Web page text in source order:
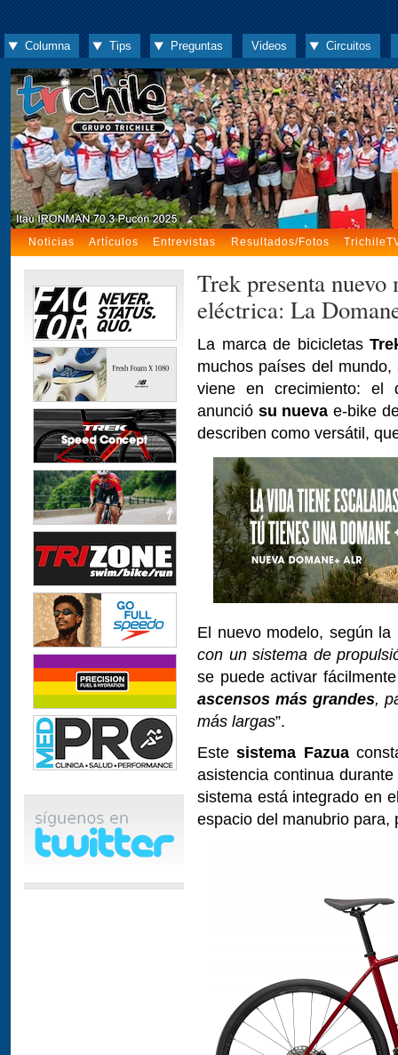
Columna Tips Preguntas Videos Circuitos
Noticias Artículos Entrevistas Resultados/Fotos
Trek presenta
eléctrica: La
La marca de bicicletas
muchos países del
viene en crecimiento: el
anunció su nueva e-bike
describen como versátil,
El nuevo modelo, según la
con un sistema de
se puede activar
ascensos más grandes,
más largas”.
Estesistema Fazua
asistencia continua
sistema está integrado en
espacio del manubrio para,